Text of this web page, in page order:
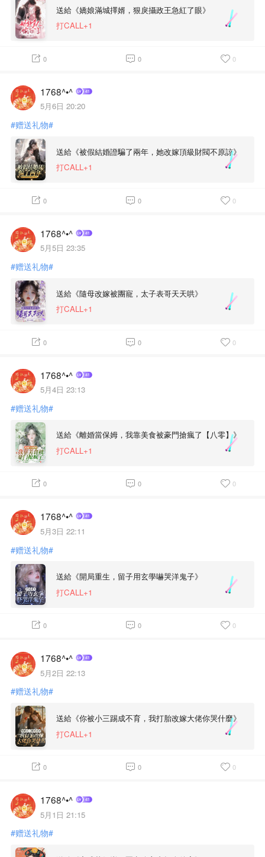
送給《嬌娘滿城擇婿，狠戾攝政王急紅了眼》
打CALL+1
0 0 0
1768^•^
5月6日 20:20
#赠送礼物#
送給《被假結婚證騙了兩年，她改嫁頂級財閥不原諒》
打CALL+1
0 0 0
1768^•^
5月5日 23:35
#赠送礼物#
送給《隨母改嫁被團寵，太子表哥天天哄》
打CALL+1
0 0 0
1768^•^
5月4日 23:13
#赠送礼物#
送給《離婚當保姆，我靠美食被豪門搶瘋了【八零】》
打CALL+1
0 0 0
1768^•^
5月3日 22:11
#赠送礼物#
送給《開局重生，留子用玄學嚇哭洋鬼子》
打CALL+1
0 0 0
1768^•^
5月2日 22:13
#赠送礼物#
送給《你被小三踢成不育，我打胎改嫁大佬你哭什麼》
打CALL+1
0 0 0
1768^•^
5月1日 21:15
#赠送礼物#